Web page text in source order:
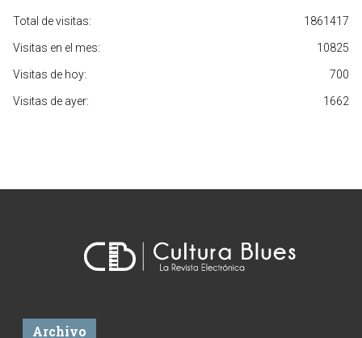
1861417
Total de visitas:
10825
Visitas en el mes:
700
Visitas de hoy:
1662
Visitas de ayer:
Archivo